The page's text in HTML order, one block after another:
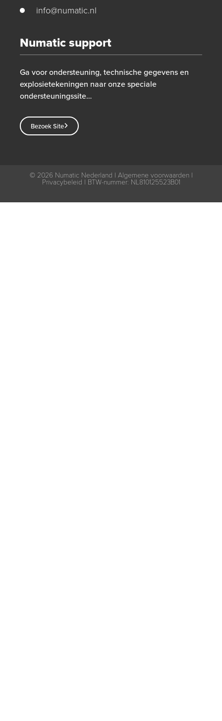
info@numatic.nl
Numatic support
Ga voor ondersteuning, technische gegevens en
explosietekeningen naar onze speciale
ondersteuningssite…
Bezoek Site
© 2026 Numatic Nederland | Algemene voorwaarden|
Privacybeleid | BTW-nummer: NL810125523B01